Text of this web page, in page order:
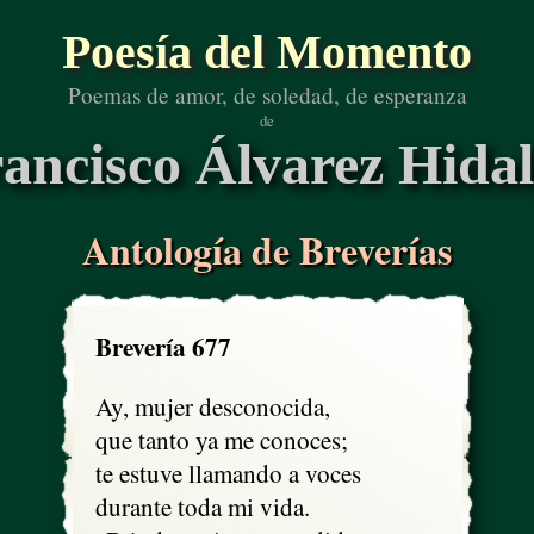
Poesía del Momento
Poemas de amor, de soledad, de esperanza
de
Álvarez
Antología de Breverías
Brevería 677
Ay, mujer desconocida,
que tanto ya me conoces;
te estuve llamando a voces
durante toda mi vida.